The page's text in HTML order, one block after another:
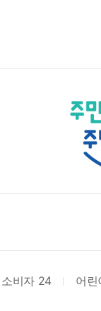
소비자 24 어린